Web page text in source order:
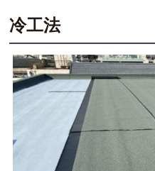
冷工法